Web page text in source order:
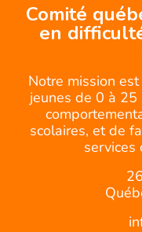
Comité
en
Notre mission
jeunes de 0 à
scolaires, et de
services